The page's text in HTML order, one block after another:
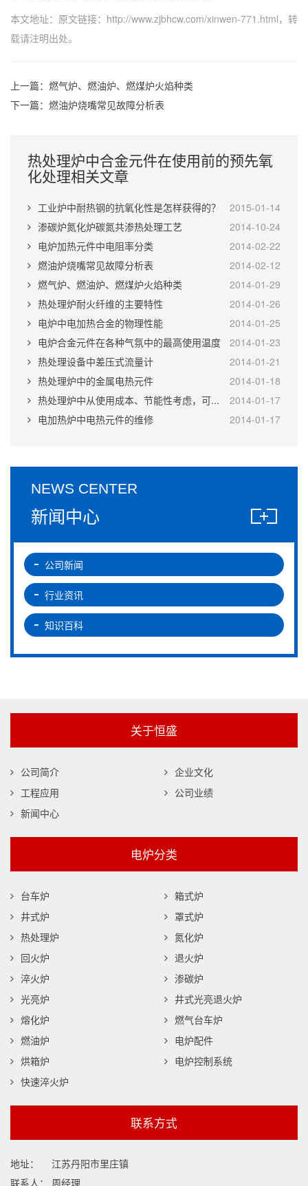
本文地址：原文链接： http://www.zjbhcw.com/xinwen-771.html，转
载请注明出处。
上一篇： 燃气炉、燃油炉、燃煤炉火焰种类
下一篇： 燃油炉烧嘴常见故障分析表
热处理炉中合金元件在使用前的预先氧
化处理相关文章
2015-01-14
工业炉中耐热钢的抗氧化性是怎样获得的？
2014-10-24
渗碳炉氮化炉碳氮共渗热处理工艺
2014-02-22
电炉加热元件中电阻率分类
2014-02-12
燃油炉烧嘴常见故障分析表
2014-01-29
燃气炉、燃油炉、燃煤炉火焰种类
2014-01-26
热处理炉耐火纤维的主要特性
2014-01-25
电炉中电加热合金的物理性能
2014-01-23
电炉合金元件在各种气氛中的最高使用温度
2014-01-21
热处理设备中差压式流量计
2014-01-18
热处理炉中的金属电热元件
2014-01-17
热处理炉中从使用成本、节能性考虑，可...
2014-01-17
电加热炉中电热元件的维修
NEWS CENTER
新闻中心
公司新闻
行业资讯
知识百科
关于恒盛
公司简介
企业文化
工程应用
公司业绩
新闻中心
电炉分类
台车炉
箱式炉
井式炉
罩式炉
热处理炉
氮化炉
回火炉
退火炉
淬火炉
渗碳炉
光亮炉
井式光亮退火炉
熔化炉
燃气台车炉
燃油炉
电炉配件
烘箱炉
电炉控制系统
快速淬火炉
联系方式
地址：
江苏丹阳市里庄镇
联系人：
周经理